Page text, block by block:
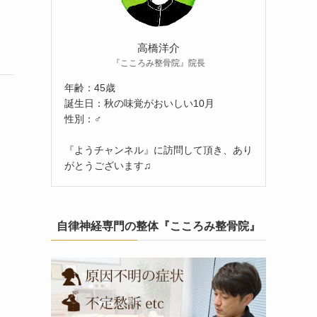
高橋洋介
『こころみ整骨院』院長
年齢：45歳
誕生日：秋の味覚がおいしい10月
性別：♂
『ようチャンネル』に訪問して頂き、あり
がとうございます♫
自律神経専門の整体『こころみ整骨院』